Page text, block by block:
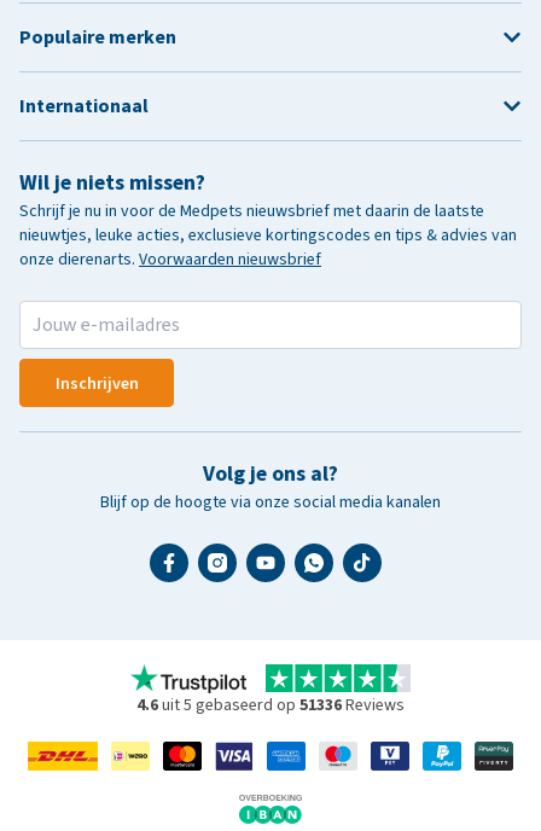
Wil je niets missen?
Schrijf je nu in voor de Medpets nieuwsbrief met daarin de laatste
nieuwtjes, leuke acties, exclusieve kortingscodes en tips & advies van
onze dierenarts. Voorwaarden nieuwsbrief
Inschrijven
Volg je ons al?
Blijf op de hoogte via onze social media kanalen
Populaire merken
Internationaal
4.6uit 5 gebaseerd op 51336Reviews